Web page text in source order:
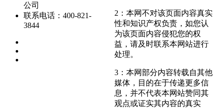
公司
联系电话：400-821-
3844
2：本网不对该页面内容真实
性和知识产权负责，如您认
为该页面内容侵犯您的权
益，请及时联系本网站进行
处理。
3：本网部分内容转载自其他
媒体，目的在于传递更多信
息，并不代表本网站赞同其
观点或证实其内容的真实